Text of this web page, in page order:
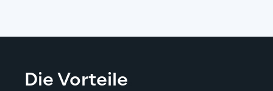
Die Vorteile